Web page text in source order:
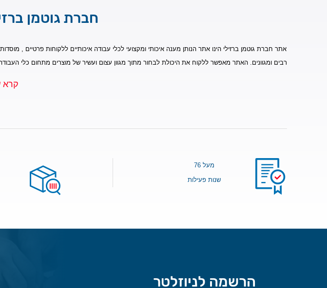
חברת גוטמן ברזילי
אתר חברת גוטמן ברזילי הינו אתר הנותן מענה איכותי ומקצועי לכלי עבודה איכותיים ללקוחות פרטיים ,
רבים ומגוונים. האתר מאפשר ללקוח את היכולת לבחור מתוך מגוון עצום ועשיר של מוצרים מתחום כלי
קרא
מעל 76
שנות פעילות
הרשמה לניוזלטר